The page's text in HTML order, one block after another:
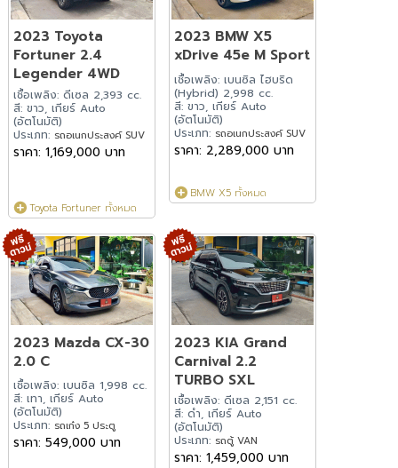
2023 Toyota
Fortuner 2.4
Legender 4WD
เชื้อเพลิง: ดีเซล 2,393 cc.
สี: ขาว, เกียร์ Auto
(อัตโนมัติ)
ประเภท: รถอเนกประสงค์ SUV
ราคา: 1,169,000 บาท
Toyota Fortuner ทั้งหมด
2023 BMW X5
xDrive 45e M Sport
เชื้อเพลิง: เบนซิล ไฮบริด
(Hybrid) 2,998 cc.
สี: ขาว, เกียร์ Auto
(อัตโนมัติ)
ประเภท: รถอเนกประสงค์ SUV
ราคา: 2,289,000 บาท
BMW X5 ทั้งหมด
2023 Mazda CX-30
2.0 C
เชื้อเพลิง: เบนซิล 1,998 cc.
สี: เทา, เกียร์ Auto
(อัตโนมัติ)
ประเภท: รถเก๋ง 5 ประตู
ราคา: 549,000 บาท
2023 KIA Grand
Carnival 2.2
TURBO SXL
เชื้อเพลิง: ดีเซล 2,151 cc.
สี: ดำ, เกียร์ Auto
(อัตโนมัติ)
ประเภท: รถตู้ VAN
ราคา: 1,459,000 บาท